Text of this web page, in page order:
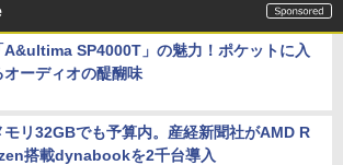
A&ultima SP4000T」の魅力！ポケットに入
オーディオの醍醐味
モリ32GBでも予算内。産経新聞社がAMD R
搭載dynabookを2千台導入